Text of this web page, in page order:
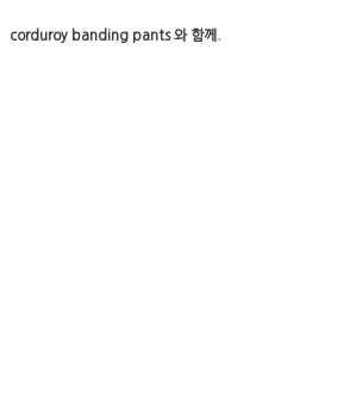
corduroy banding pants 와 함께.